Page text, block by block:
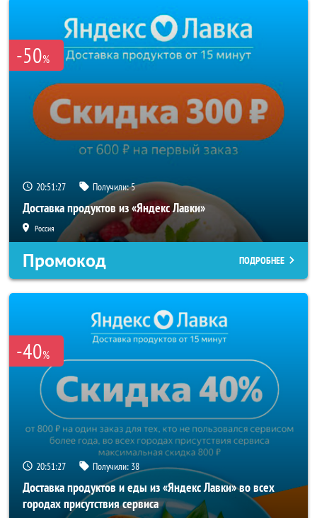
-50%
20:51:26 Получили:5
Доставка продуктов из «Яндекс Лавки»
Россия
Промокод ПОДРОБНЕЕ
-40%
20:51:26 Получили: 38
Доставка продуктов и еды из «Яндекс Лавки» во всех
городах присутствия сервиса